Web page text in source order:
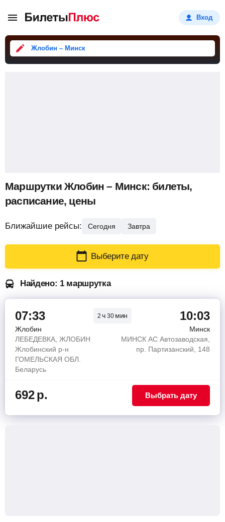
Вход
Жлобин – Минск
Маршрутки Жлобин – Минск: билеты,
расписание, цены
Ближайшие рейсы: Сегодня Завтра
Выберите дату
Найдено: 1 маршрутка
07:33 2ч 30 мин 10:03
Жлобин
Минск
ЛЕБЕДЕВКА, ЖЛОБИН
Жлобинский р-н
ГОМЕЛЬСКАЯ ОБЛ.
Беларусь
МИНСК АС Автозаводская,
пр. Партизанский, 148
692р. Выбрать дату